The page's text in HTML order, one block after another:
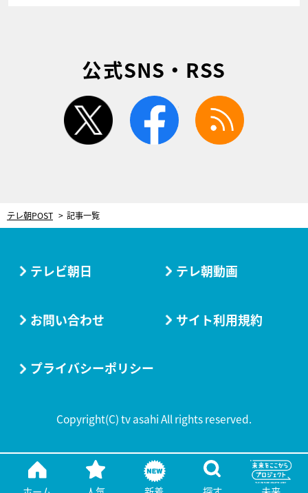
公式SNS・RSS
twitter facebook
テレ朝POST 記事一覧
テレビ朝日 テレ朝動画
お問い合わせ サイト利用規約
プライバシーポリシー
Copyright(C) tv asahi All rights reserved.